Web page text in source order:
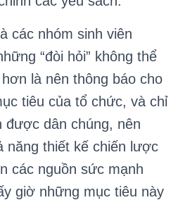
các nhóm sinh viên
“đòi hỏi” không thể
là nên thông báo cho
tiêu của tổ chức, và chỉ
được dân chúng, nên
năng thiết kế chiến lược
các nguồn sức mạnh
giờ những mục tiêu này